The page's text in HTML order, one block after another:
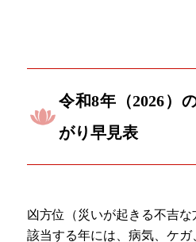
令和8年（2026）
がり早見表
凶方位（災いが起きる不吉
該当する年には、病気、ケ